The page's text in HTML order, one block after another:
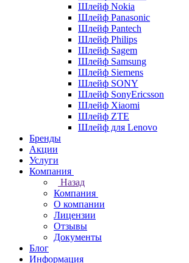
Шлейф Nokia
Шлейф Panasonic
Шлейф Pantech
Шлейф Philips
Шлейф Sagem
Шлейф Samsung
Шлейф Siemens
Шлейф SONY
Шлейф SonyEricsson
Шлейф Xiaomi
Шлейф ZTE
Шлейф для Lenovo
Бренды
Акции
Услуги
Компания
Назад
Компания
О компании
Лицензии
Отзывы
Документы
Блог
Информация